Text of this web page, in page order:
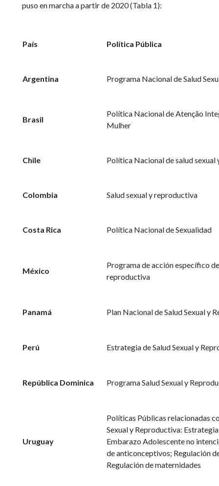
puso en marcha a partir de 2020 (Tabla 1):
País Política Pública
Argentina Programa Nacional de Salud
Brasil
Política Nacional de Atenção
Mulher
Chile Política Nacional de salud
Colombia Salud sexual y reproductiva
Costa Rica Política Nacional de Sexualidad
México
Programa de acción específico
reproductiva
Panamá Plan Nacional de Salud Sexual y
Perú Estrategia de Salud Sexual y
República Dominica Programa Salud Sexual y
Uruguay
Políticas Públicas relacionadas
Sexual y Reproductiva:
Embarazo Adolescente no
de anticonceptivos; Regulación
Regulación de maternidades